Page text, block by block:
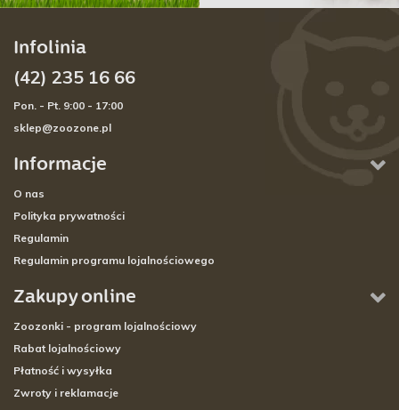
Informacje
O nas
Polityka prywatności
Regulamin
Regulamin programu lojalnościowego
Zakupy online
Zoozonki - program lojalnościowy
Rabat lojalnościowy
Płatność i wysyłka
Zwroty i reklamacje
Infolinia
(42) 235 16 66
Pon. - Pt. 9:00 - 17:00
sklep@zoozone.pl